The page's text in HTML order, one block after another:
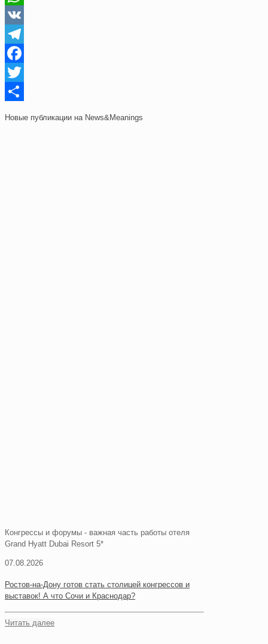
WhatsApp
VK
Telegram
Facebook
Twitter
Новые публикации на News&Meanings
Конгрессы и форумы - важная часть работы отеля
Grand Hyatt Dubai Resort 5*
07.08.2026
Ростов-на-Дону готов стать столицей конгрессов и
выставок! А что Сочи и Краснодар?
Читать далее